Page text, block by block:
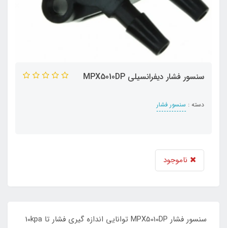
سنسور فشار ديفرانسيلي MPX5010DP
دسته : سنسور فشار
ناموجود
سنسور فشار MPX5010DP توانایی اندازه گیری فشار تا 10kpa